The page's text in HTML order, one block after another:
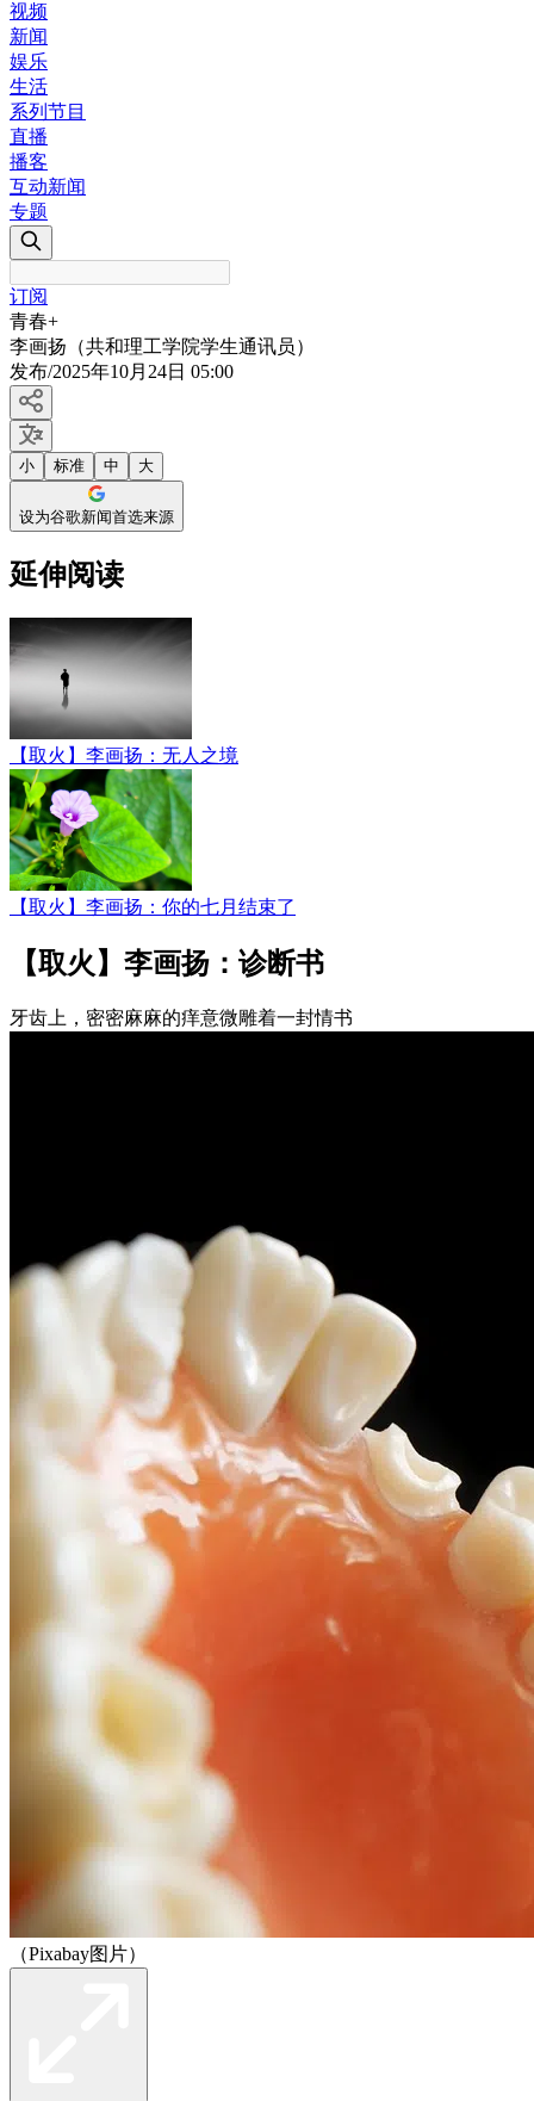
视频
新闻
娱乐
生活
系列节目
直播
播客
互动新闻
专题
订阅
青春+
李画扬（共和理工学院学生通讯员）
发布/2025年10月24日 05:00
小 标准 中 大
设为谷歌新闻首选来源
延伸阅读
【取火】李画扬：无人之境
【取火】李画扬：你的七月结束了
【取火】李画扬：诊断书
牙齿上，密密麻麻的痒意微雕着一封情书
（Pixabay图片）